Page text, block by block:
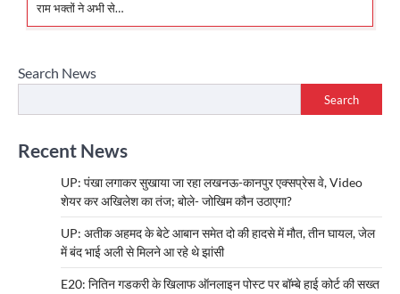
राम भक्तों ने अभी से…
Search News
Search
Recent News
UP: पंखा लगाकर सुखाया जा रहा लखनऊ-कानपुर एक्सप्रेस वे, Video
शेयर कर अखिलेश का तंज; बोले- जोखिम कौन उठाएगा?
UP: अतीक अहमद के बेटे आबान समेत दो की हादसे में मौत, तीन घायल, जेल
में बंद भाई अली से मिलने आ रहे थे झांसी
E20: नितिन गडकरी के खिलाफ ऑनलाइन पोस्ट पर बॉम्बे हाई कोर्ट की सख्त